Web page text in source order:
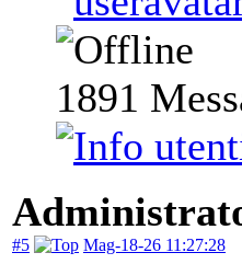
1891
#5 Mag-18-26 11:27:28